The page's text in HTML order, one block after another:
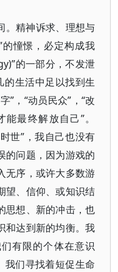
。精神诉求、理想与
憧憬，必定构成我
的一部分，不发泄
生活中足以找到生
”，“动员民众”，“改
最终解放自己”。
世”，我自己也没有
的问题，因为游戏的
无序，或许大多数游
望、信仰、或知识结
思想、新的冲击，也
和达到新的均衡。我
有限的个体在意识
我们寻找着短促生命